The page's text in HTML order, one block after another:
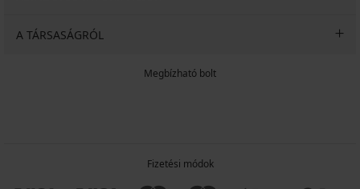
A TÁRSASÁGRÓL
Megbízható bolt
Fizetési módok